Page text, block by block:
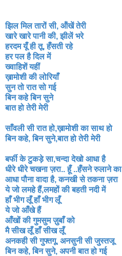
झिल मिल तारों सी, ऑंखें तेरी
खारे खारे पानी की, झीलें भरे
हरदम यूँ ही तू, हँसती रहे
हर पल है दिल में
ख्वाहिशें यहीं
ख़ामोशी की लोरियाँ
सुन तो रात सो गई
बिन कहे बिन सुने
बात हो तेरी मेरी
साँवली सी रात हो,ख़ामोशी का साथ हो
बिन कहे, बिन सुने,बात हो तेरी मेरी
बर्फी के टुकड़े सा,चन्दा देखो आधा है
धीरे धीरे चखना ज़रा.. हूँ ..हँसने रुलाने का
आधा पौना वादा है, कनखी से तकना ज़रा
ये जो लमहे हैं,लमहों की बहती नदी में
हाँ भीग लूँ हाँ भीग लूँ
ये जो आँखे हैं
आँखों की गुमसुम ज़ुबाँ को
मै सीख लूँ हाँ सीख लूँ
अनकही सी गुफ्तगू, अनसुनी सी जुस्तजू
बिन कहे, बिन सुने, अपनी बात हो गई